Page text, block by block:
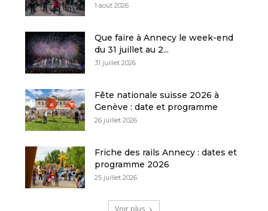
1 août 2026
Que faire à Annecy le week-end
du 31 juillet au 2...
31 juillet 2026
Fête nationale suisse 2026 à
Genève : date et programme
26 juillet 2026
Friche des rails Annecy : dates et
programme 2026
25 juillet 2026
Voir plus